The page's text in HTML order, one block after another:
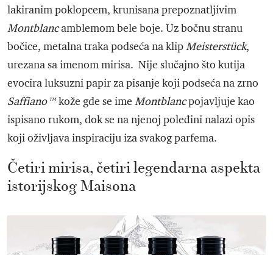
lakiranim poklopcem, krunisana prepoznatljivim
Montblancamblemom bele boje. Uz bočnu stranu
bočice, metalna traka podseća na klipMeisterstück,
urezana sa imenom mirisa. Nije slučajno što kutija
evocira luksuzni papir za pisanje koji podseća na zrno
Saffiano™kože gde se ime Montblancpojavljuje kao
ispisano rukom, dok se na njenoj poleđini nalazi opis
koji oživljava inspiraciju iza svakog parfema.
Četiri mirisa, četiri legendarna aspekta
istorijskog Maisona